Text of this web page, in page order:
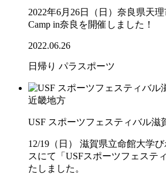
2022年6月26日（日）奈良県天
Camp in奈良を開催しました！
2022.06.26
日帰り パラスポーツ
近畿地方
USF スポーツフェスティバル滋
12/19（日） 滋賀県立命館大学
スにて「USFスポーツフェステ
たしました。